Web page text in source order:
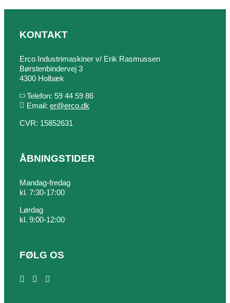
KONTAKT
Erco Industrimaskiner v/ Erik Rasmussen
Børstenbindervej 3
4300 Holbæk
Telefon: 59 44 59 86
Email: er@erco.dk
CVR: 15852631
ÅBNINGSTIDER
Mandag-fredag
kl. 7:30-17:00
Lørdag
kl. 9:00-12:00
FØLG OS